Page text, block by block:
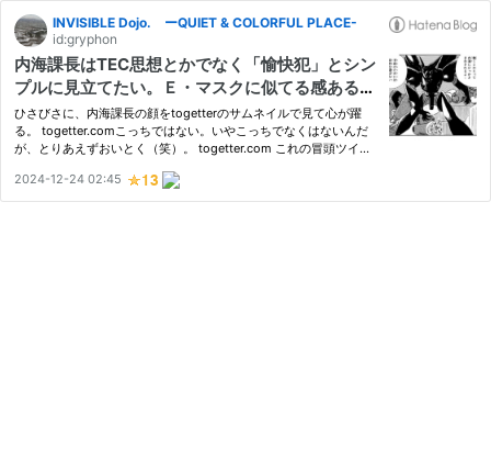
INVISIBLE Dojo. ーQUIET & COLORFUL PLACE-
id:gryphon
内海課長はTEC思想とかでなく「愉快犯」とシン
プルに見立てたい。Ｅ・マスクに似てる感あるな
ら、彼も本質が愉快犯ゆえ？（そして立花孝
志！）
ひさびさに、内海課長の顔をtogetterのサムネイルで見て心が躍
る。 togetter.comこっちではない。いやこっちでなくはないんだ
が、とりあえずおいとく（笑）。 togetter.com これの冒頭ツイー
時間がないのであとで書こう、と思ってたらまとめができてて、反
響…
2024-12-24 02:45